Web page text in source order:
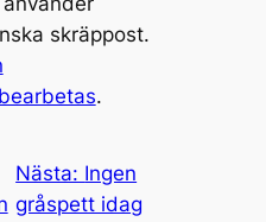
skräppost.
.
Nästa: Ingen
gråspett idag